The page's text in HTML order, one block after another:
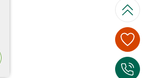
Spenden Sie
Zum